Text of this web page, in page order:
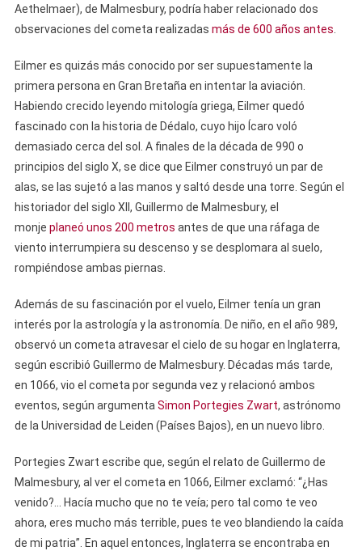
Aethelmaer), de Malmesbury, podría haber relacionado dos
observaciones del cometa realizadas más de 600 años antes
Eilmer es quizás más conocido por ser supuestamente la
primera persona en Gran Bretaña en intentar la aviación.
Habiendo crecido leyendo mitología griega, Eilmer quedó
fascinado con la historia de Dédalo, cuyo hijo Ícaro voló
demasiado cerca del sol. A finales de la década de 990 o
principios del siglo X, se dice que Eilmer construyó un par de
alas, se las sujetó a las manos y saltó desde una torre. Según el
historiador del siglo XII, Guillermo de Malmesbury, el
monje planeó unos 200 metros antes de que una ráfaga de
viento interrumpiera su descenso y se desplomara al suelo,
rompiéndose ambas piernas.
Además de su fascinación por el vuelo, Eilmer tenía un gran
interés por la astrología y la astronomía. De niño, en el año 989,
observó un cometa atravesar el cielo de su hogar en Inglaterra,
según escribió Guillermo de Malmesbury. Décadas más tarde,
en 1066, vio el cometa por segunda vez y relacionó ambos
eventos, según argumenta Simon Portegies Zwart, astrónomo
de la Universidad de Leiden (Países Bajos), en un nuevo libro.
Portegies Zwart escribe que, según el relato de Guillermo de
Malmesbury, al ver el cometa en 1066, Eilmer exclamó: “¿Has
venido?… Hacía mucho que no te veía; pero tal como te veo
ahora, eres mucho más terrible, pues te veo blandiendo la caída
de mi patria”. En aquel entonces, Inglaterra se encontraba en